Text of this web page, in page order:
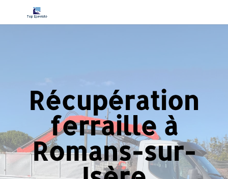
Récupération
ferraille à
Romans-sur-